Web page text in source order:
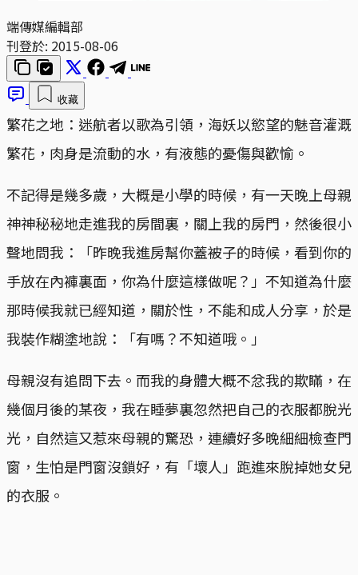
端傳媒編輯部
刊登於: 2015-08-06
收藏
繁花之地：迷航者以歌為引領，海妖以慾望的魅音灌溉
繁花，肉身是流動的水，有液態的憂傷與歡愉。
不記得是幾多歲，大概是小學的時候，有一天晚上母親
神神秘秘地走進我的房間裏，關上我的房門，然後很小
聲地問我：「昨晚我進房幫你蓋被子的時候，看到你的
手放在內褲裏面，你為什麼這樣做呢？」不知道為什麼
那時候我就已經知道，關於性，不能和成人分享，於是
我裝作糊塗地說：「有嗎？不知道哦。」
母親沒有追問下去。而我的身體大概不忿我的欺瞞，在
幾個月後的某夜，我在睡夢裏忽然把自己的衣服都脫光
光，自然這又惹來母親的驚恐，連續好多晚細細檢查門
窗，生怕是門窗沒鎖好，有「壞人」跑進來脫掉她女兒
的衣服。